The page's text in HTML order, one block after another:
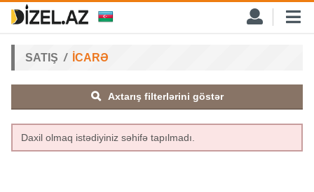
SATIŞ İCARƏ
Axtarış filterlərini göstər
Daxil olmaq istədiyiniz səhifə tapılmadı.